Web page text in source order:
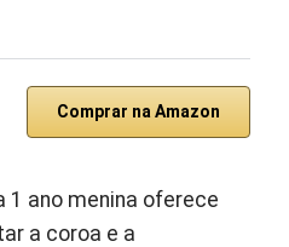
Comprar na Amazon
1 ano menina oferece
a coroa e a